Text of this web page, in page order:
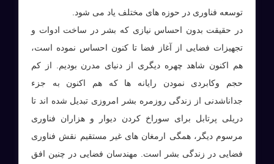
توسعه فناوری در حوزه های مختلف یاد می شود.
در حقیقت بدون احساس نیازی که بشر در ساخت ادوات و
تجهیزات فضایی از آغاز فضا تا کنون احساس نموده است،
هم اکنون شاهد چهره دیگری از دنیای مدرن بودیم. از کم
حجم وکابردی نمودن رایانه ها که هم اکنون به جزء
جداناشدنی از زندگی روزمره بشر امروزی تبدیل شده اند تا
دریلی پرتابل برای سوراخ کردن دیوار و هزاران فناوری
مرسوم دیگر، همگی ارمغان های غیر مستقیم نقش فناوری
فضایی در زندگی بشر است. مهندسان فضایی در چنین افق